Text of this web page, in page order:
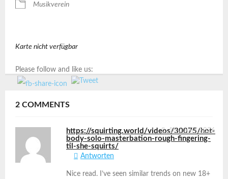
Musikverein
Karte nicht verfügbar
Please follow and like us:
2 COMMENTS
https://squirting.world/videos/30075/hot-
body-solo-masterbation-rough-fingering-
til-she-squirts/
Antworten
10 / Juli / 2026
Nice read. I’ve seen similar trends on new 18+